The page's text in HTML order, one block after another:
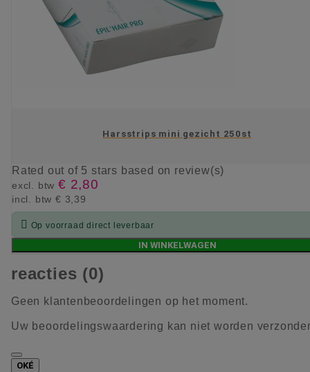
Harsstrips mini gezicht 250st
Rated out of 5 stars based on review(s)
excl. btw € 2,80
incl. btw € 3,39
 Op voorraad direct leverbaar
IN WINKELWAGEN
reacties (0)
Geen klantenbeoordelingen op het moment.
Uw beoordelingswaardering kan niet worden
OKÉ